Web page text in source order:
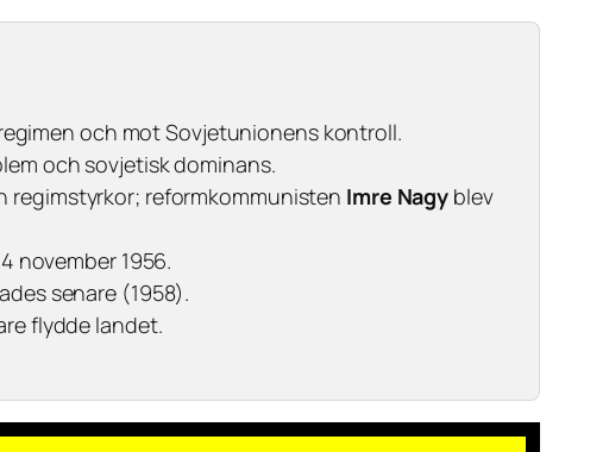
och mot Sovjetunionens kontroll.
och sovjetisk dominans.
regimstyrkor; reformkommunisten Imre Nagy blev
november 1956.
senare (1958).
flydde landet.